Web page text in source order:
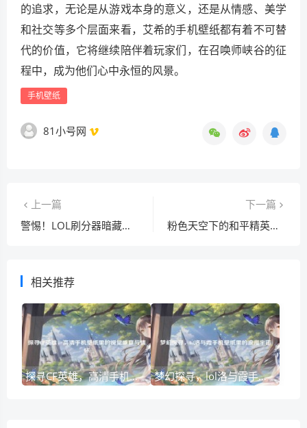
的追求，无论是从游戏本身的意义，还是从情感、美学
和社交等多个层面来看，艾希的手机壁纸都有着不可替
代的价值，它将继续陪伴着玩家们，在召唤师峡谷的征
程中，成为他们心中永恒的风景。
手机壁纸
81小号网
上一篇
警惕！LOL刷分器暗藏的陷阱与危害
下一篇
粉色天空下的和平精英冒险素材
相关推荐
探寻CF英雄，高清手机壁纸里的视觉盛宴与情怀 梦幻探寻，lol洛与霞手机壁纸里的浪漫宇宙